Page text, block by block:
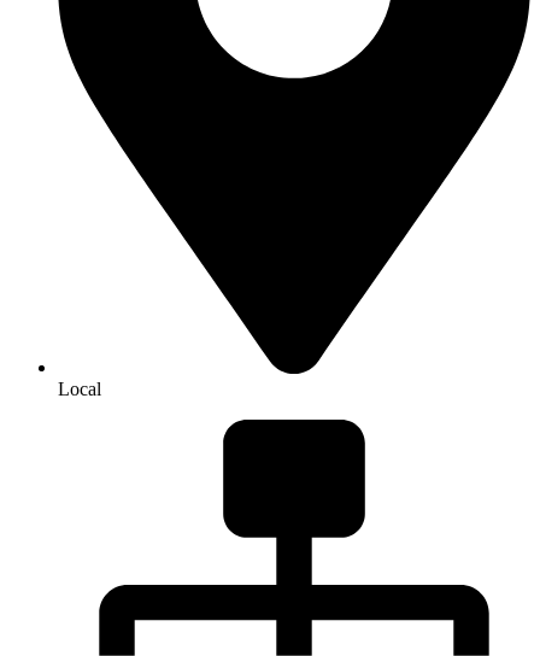
Local